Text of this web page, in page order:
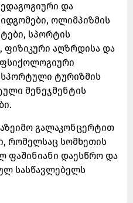
და
ოლიმპიზმის
სპორტის
ფიზიკური აღზრდისა და
სპორტული ტურიზმის
მენეჯმენტის
გალაკონცერტით
რომელსაც სომხეთის
ფაშინიანი დაესწრო და
სასწავლებელს